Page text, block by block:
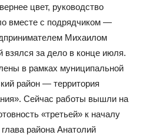
цвет, руководство
вместе с подрядчиком —
Михаилом
взялся за дело в конце июля.
в рамках муниципальной
район — территория
Сейчас работы вышли на
«третьей» к началу
района Анатолий